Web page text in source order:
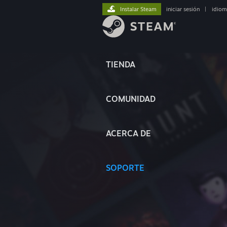
TIENDA
COMUNIDAD
ACERCA DE
SOPORTE
Instalar Steam iniciar sesión